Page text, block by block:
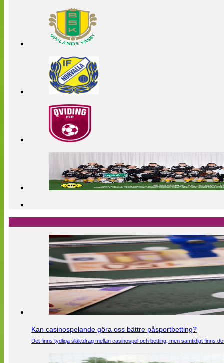
Kan casinospelande göra oss bättre påsportbetting?
Det finns tydliga släktdrag mellan casinospel och betting, men samtidigt finns